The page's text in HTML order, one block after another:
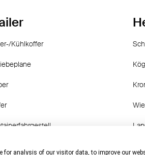
Kühlkoffer
for analysis of our visitor data, to improve our